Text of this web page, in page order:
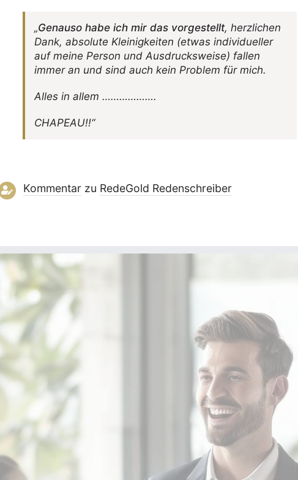
„Genauso habe ich mir das vorge­stellt, herz­li­chen
Dank, abso­lute Klei­nig­keiten (etwas indi­vi­du­eller
auf meine Person und Ausdrucks­weise) fallen
immer an und sind auch kein Problem für mich.
Alles in allem ……………….
CHAPEAU!!“
Kommentarzu RedeGold Reden­schreiber